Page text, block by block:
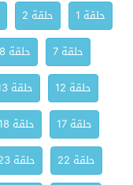
حلقة 1 حلقة 2
حلقة 7
حلقة 8
حلقة 12
حلقة 13
حلقة 17
حلقة 18
حلقة 22
حلقة 23